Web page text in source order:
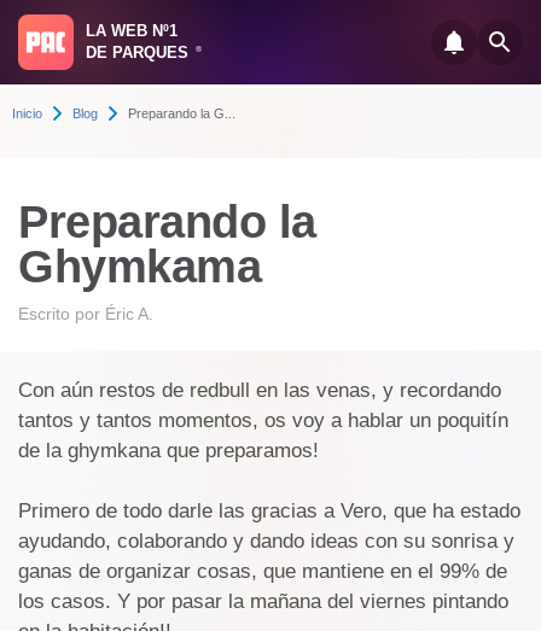
LA WEB Nº1
DE PARQUES
®
Inicio Blog Preparando la G...
Preparando la
Ghymkama
Escrito por Éric A.
Con aún restos de redbull en las venas, y recordando
tantos y tantos momentos, os voy a hablar un poquitín
de la ghymkana que preparamos!
Primero de todo darle las gracias a Vero, que ha estado
ayudando, colaborando y dando ideas con su sonrisa y
ganas de organizar cosas, que mantiene en el 99% de
los casos. Y por pasar la mañana del viernes pintando